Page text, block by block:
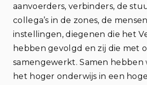
aanvoerders, verbinders, de
collega’s in de zones, de
instellingen, diegenen die het
hebben gevolgd en zij die met
samengewerkt. Samen hebben
het hoger onderwijs in een